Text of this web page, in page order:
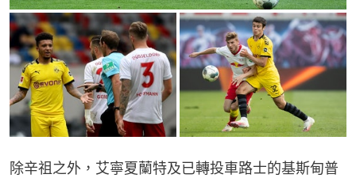
除辛祖之外，艾寧夏蘭特及已轉投車路士的基斯甸普